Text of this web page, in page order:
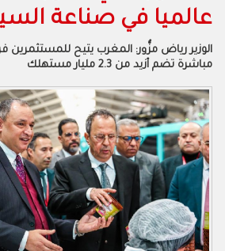
‬عالميا‭ ‬في‭ ‬صناعة‭ ‬السيارات
‬مباشرة‭ ‬تضم‭ ‬أزيد‭ ‬من‭ ‬2‭.‬3‭ ‬مليار‭ ‬مستهلك